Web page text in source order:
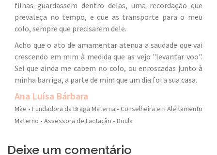
filhas guardassem dentro delas, uma recordação que
prevaleça no tempo, e que as transporte para o meu
colo, sempre que precisarem dele.
Acho que o ato de amamentar atenua a saudade que vai
crescendo em mim à medida que as vejo "levantar voo".
Sei que ainda me cabem no colo, ou enroscadas junto ​à​
minha barriga, a parte de mim que um dia foi a sua casa​.
Ana Luísa Bárbara
Mãe • Fundadora da Braga Materna • Conselheira em Aleitamento
Materno • Assessora de Lactação • Doula
Deixe um comentário